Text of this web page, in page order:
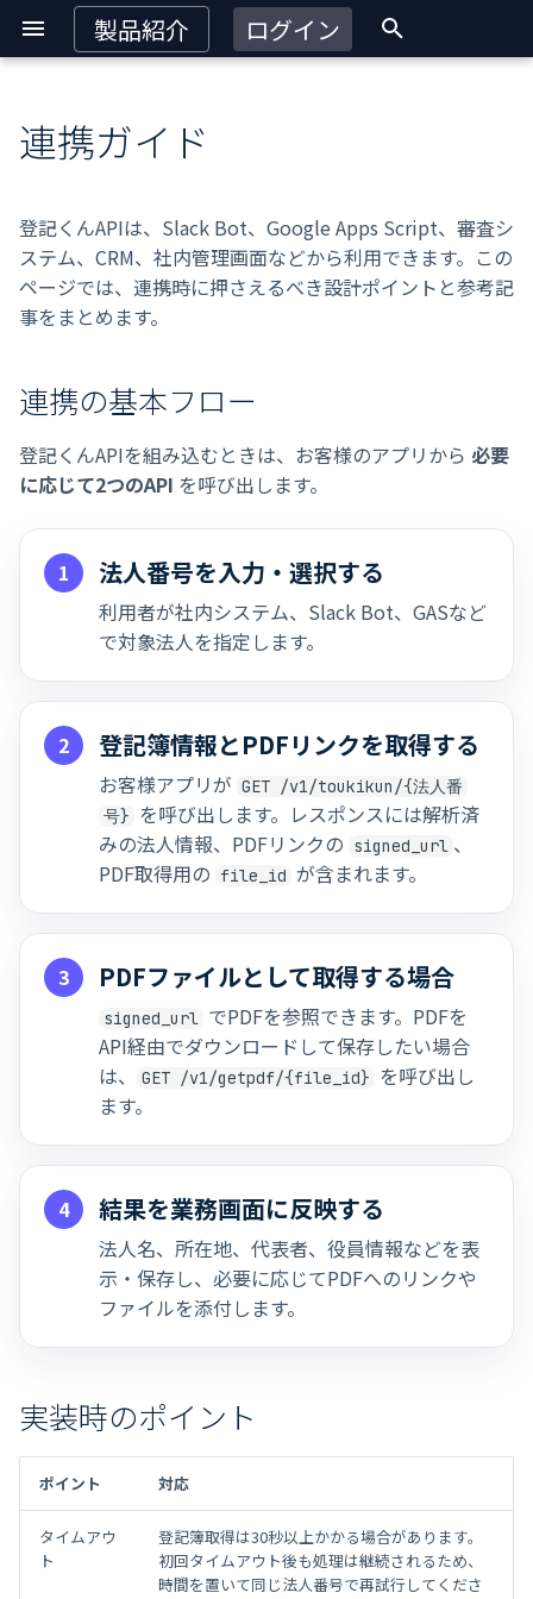
製品紹介 ログイン
索
を
期
化
連携の基本フロー
実装時のポイント
推奨リトライ方針
連携ガイド
登記くんAPIは、Slack Bot、Google Apps Script、審査シ
ステム、CRM、社内管理画面などから利用できます。この
ページでは、連携時に押さえるべき設計ポイントと参考記
事をまとめます。
連携の基本フロー
登記くんAPIを組み込むときは、お客様のアプリから 必要
に応じて2つのAPI を呼び出します。
1 法人番号を入力・選択する
利用者が社内システム、Slack Bot、GASなど
で対象法人を指定します。
2 登記簿情報とPDFリンクを取得する
お客様アプリが GET /v1/toukikun/{法人番
号}
を呼び出します。レスポンスには解析済
みの法人情報、PDFリンクの signed_url 、
PDF取得用の file_id が含まれます。
3 PDFファイルとして取得する場合
signed_url でPDFを参照できます。PDFを
API経由でダウンロードして保存したい場合
は、
GET /v1/getpdf/{file_id}
を呼び出し
ます。
4 結果を業務画面に反映する
法人名、所在地、代表者、役員情報などを表
示・保存し、必要に応じてPDFへのリンクや
ファイルを添付します。
実装時のポイント
ポイント 対応
タイムアウ
ト
登記簿取得は30秒以上かかる場合があります。
初回タイムアウト後も処理は継続されるため、
時間を置いて同じ法人番号で再試行してくださ